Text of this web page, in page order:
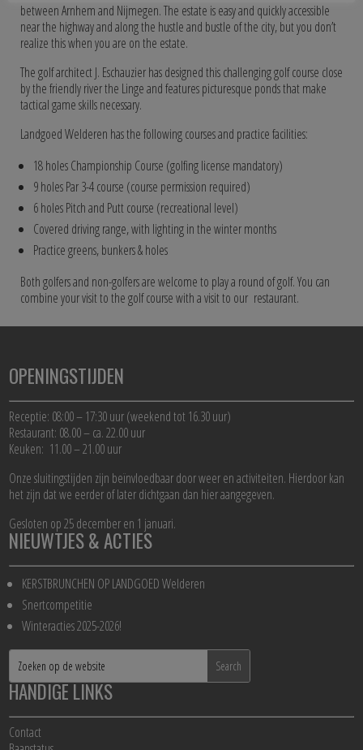
between Arnhem and Nijmegen. The estate is easy and quickly accessible
near the highway and along the hustle and bustle of the city, but you don’t
realize this when you are on the estate.
The golf architect J. Eschauzier has designed this challenging golf course close
by the friendly river the Linge and features picturesque ponds that make
tactical game skills necessary.
Landgoed Welderen has the following courses and practice facilities:
18 holes Championship Course (golfing license mandatory)
9 holes Par 3-4 course (course permission required)
6 holes Pitch and Putt course (recreational level)
Covered driving range, with lighting in the winter months
Practice greens, bunkers & holes
Both golfers and non-golfers are welcome to play a round of golf. You can
combine your visit to the golf course with a visit to our restaurant.
OPENINGSTIJDEN
Receptie: 08:00 – 17:30 uur (weekend tot 16.30 uur)
Restaurant: 08.00 – ca. 22.00 uur
Keuken: 11.00 – 21.00 uur
Onze sluitingstijden zijn beïnvloedbaar door weer en activiteiten. Hierdoor kan
het zijn dat we eerder of later dichtgaan dan hier aangegeven.
Gesloten op 25 december en 1 januari.
NIEUWTJES & ACTIES
KERSTBRUNCHEN OP LANDGOED Welderen
Snertcompetitie
Winteracties 2025-2026!
HANDIGE LINKS
Contact